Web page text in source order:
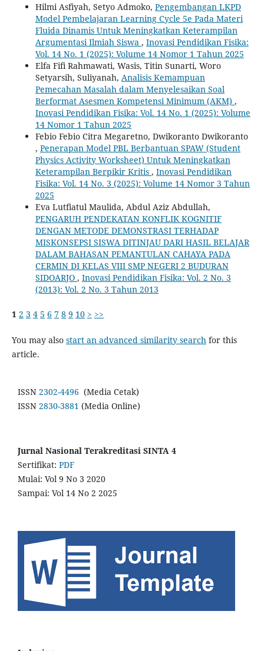
Hilmi Asfiyah, Setyo Admoko, Pengembangan LKPD
Model Pembelajaran Learning Cycle 5e Pada Materi
Fluida Dinamis Untuk Meningkatkan Keterampilan
Argumentasi Ilmiah Siswa , Inovasi Pendidikan Fisika:
Vol. 14 No. 1 (2025): Volume 14 Nomor 1 Tahun 2025
Elfa Fifi Rahmawati, Wasis, Titin Sunarti, Woro
Setyarsih, Suliyanah, Analisis Kemampuan
Pemecahan Masalah dalam Menyelesaikan Soal
Berformat Asesmen Kompetensi Minimum (AKM) ,
Inovasi Pendidikan Fisika: Vol. 14 No. 1 (2025): Volume
14 Nomor 1 Tahun 2025
Febio Febio Citra Megaretno, Dwikoranto Dwikoranto
, Penerapan Model PBL Berbantuan SPAW (Student
Physics Activity Worksheet) Untuk Meningkatkan
Keterampilan Berpikir Kritis , Inovasi Pendidikan
Fisika: Vol. 14 No. 3 (2025): Volume 14 Nomor 3 Tahun
2025
Eva Lutfiatul Maulida, Abdul Aziz Abdullah,
PENGARUH PENDEKATAN KONFLIK KOGNITIF
DENGAN METODE DEMONSTRASI TERHADAP
MISKONSEPSI SISWA DITINJAU DARI HASIL BELAJAR
DALAM BAHASAN PEMANTULAN CAHAYA PADA
CERMIN DI KELAS VIII SMP NEGERI 2 BUDURAN
SIDOARJO , Inovasi Pendidikan Fisika: Vol. 2 No. 3
(2013): Vol. 2 No. 3 Tahun 2013
1 2 3 4 5 6 7 8 9 10 > >>
You may also start an advanced similarity search for this
article.
ISSN 2302-4496 (Media Cetak)
ISSN 2830-3881 (Media Online)
Jurnal Nasional Terakreditasi SINTA 4
Sertifikat: PDF
Mulai: Vol 9 No 3 2020
Sampai: Vol 14 No 2 2025